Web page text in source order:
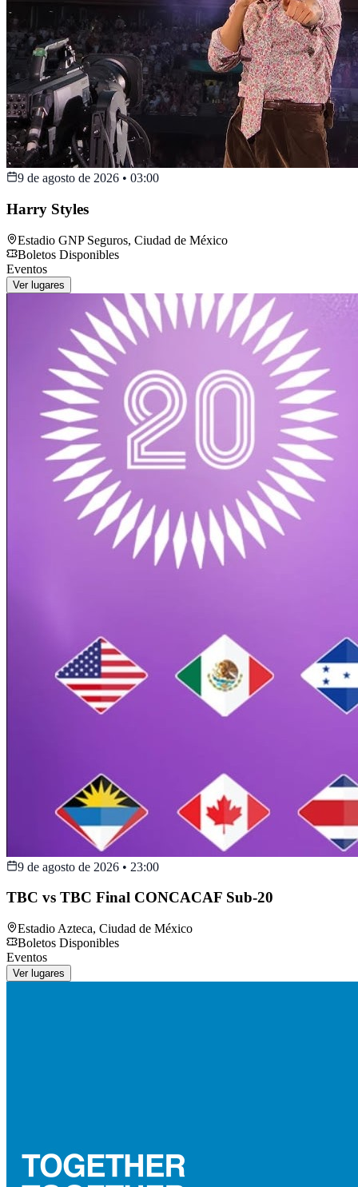
9 de agosto de 2026 • 03:00
Harry Styles
Estadio GNP Seguros, Ciudad de México
Boletos Disponibles
Eventos
Ver lugares
9 de agosto de 2026 • 23:00
TBC vs TBC Final CONCACAF Sub-20
Estadio Azteca, Ciudad de México
Boletos Disponibles
Eventos
Ver lugares